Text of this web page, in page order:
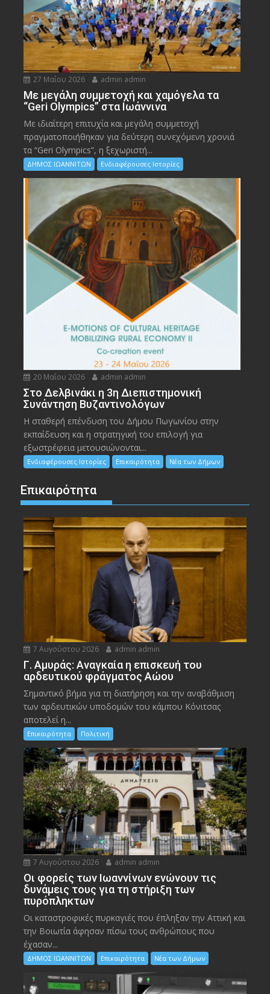
27 Μαΐου 2026 admin admin
Με μεγάλη συμμετοχή και χαμόγελα τα
“Geri Olympics” στα Ιωάννινα
Με ιδιαίτερη επιτυχία και μεγάλη συμμετοχή
πραγματοποιήθηκαν για δεύτερη συνεχόμενη χρονιά
τα “Geri Olympics”, η ξεχωριστή...
ΔΗΜΟΣ ΙΩΑΝΝΙΤΩΝ Ενδιαφέρουσες Ιστορίες
20 Μαΐου 2026 admin admin
Στο Δελβινάκι η 3η Διεπιστημονική
Συνάντηση Βυζαντινολόγων
Η σταθερή επένδυση του Δήμου Πωγωνίου στην
εκπαίδευση και η στρατηγική του επιλογή για
εξωστρέφεια μετουσιώνονται...
Ενδιαφέρουσες Ιστορίες Επικαιρότητα Νέα των Δήμων
Επικαιρότητα
7 Αυγούστου 2026 admin admin
Γ. Αμυράς: Αναγκαία η επισκευή του
αρδευτικού φράγματος Αώου
Σημαντικό βήμα για τη διατήρηση και την αναβάθμιση
των αρδευτικών υποδομών του κάμπου Κόνιτσας
αποτελεί η...
Επικαιρότητα Πολιτική
7 Αυγούστου 2026 admin admin
Οι φορείς των Ιωαννίνων ενώνουν τις
δυνάμεις τους για τη στήριξη των
πυρόπληκτων
Οι καταστροφικές πυρκαγιές που έπληξαν την Αττική και
την Bοιωτία άφησαν πίσω τους ανθρώπους που
έχασαν...
ΔΗΜΟΣ ΙΩΑΝΝΙΤΩΝ Επικαιρότητα Νέα των Δήμων